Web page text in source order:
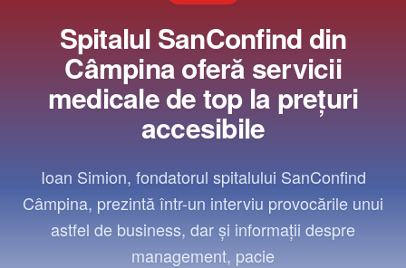
Contact
Spitalul SanConfind din
Câmpina oferă servicii
medicale de top la prețuri
accesibile
Ioan Simion, fondatorul spitalului SanConfind
Câmpina, prezintă într-un interviu provocările unui
astfel de business, dar și informații despre
management, pacie